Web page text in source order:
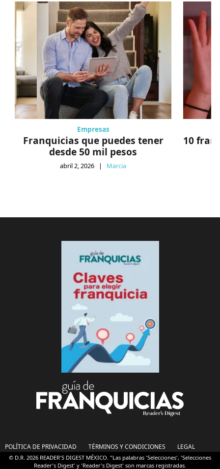
Empresas
Franquicias que puedes tener
desde 50 mil pesos
abril 2, 2026 | Marcia
10
POLÍTICA DE PRIVACIDAD TÉRMINOS Y CONDICIONES LEGAL
© D.R. 2026 READER'S DIGEST MÉXICO. "Las palabras 'Selecciones', 'Selecciones
Reader's Digest' y 'Reader's Digest' son marcas registradas.